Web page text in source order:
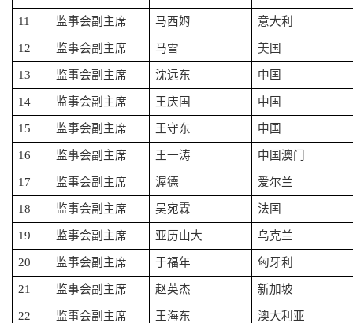
11 监事会副主席 马西姆 意大利
12 监事会副主席 马雪 美国
13 监事会副主席 沈远东 中国
14 监事会副主席 王庆国 中国
15 监事会副主席 王守东 中国
16 监事会副主席 王一涛 中国澳门
17 监事会副主席 渥德 爱尔兰
18 监事会副主席 吴宛霖 法国
19 监事会副主席 亚历山大 乌克兰
20 监事会副主席 于福年 匈牙利
21 监事会副主席 赵英杰 新加坡
22 监事会副主席 王海东 澳大利亚